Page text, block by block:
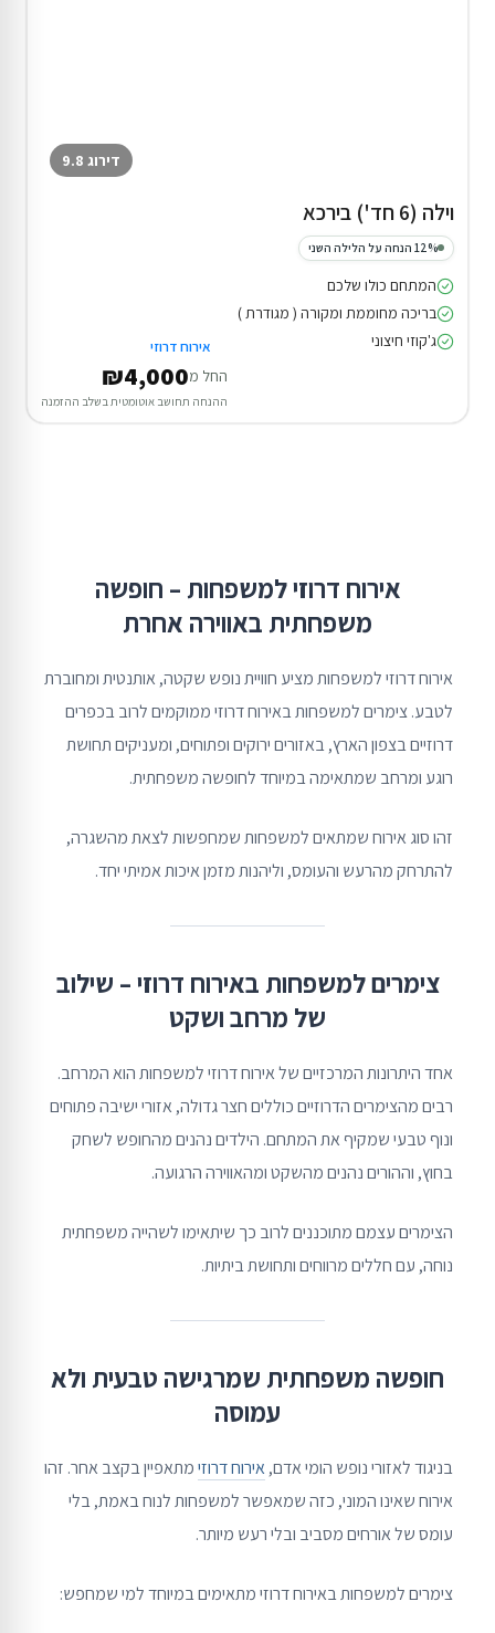
דירוג 9.8
וילה (6 חד') בירכא
12% הנחה על הלילה השני
המתחם כולו שלכם
בריכה מחוממת ומקורה ( מגודרת )
ג'קוזי חיצוני
אירוח דרוזי
החל מ₪4,000
ההנחה תחושב אוטומטית בשלב ההזמנה
אירוח דרוזי למשפחות – חופשה
משפחתית באווירה אחרת
אירוח דרוזי למשפחות מציע חוויית נופש שקטה, אותנטית ומחוברת
לטבע. צימרים למשפחות באירוח דרוזי ממוקמים לרוב בכפרים
דרוזיים בצפון הארץ, באזורים ירוקים ופתוחים, ומעניקים תחושת
רוגע ומרחב שמתאימה במיוחד לחופשה משפחתית.
זהו סוג אירוח שמתאים למשפחות שמחפשות לצאת מהשגרה,
להתרחק מהרעש והעומס, וליהנות מזמן איכות אמיתי יחד.
צימרים למשפחות באירוח דרוזי – שילוב
של מרחב ושקט
אחד היתרונות המרכזיים של אירוח דרוזי למשפחות הוא המרחב.
רבים מהצימרים הדרוזיים כוללים חצר גדולה, אזורי ישיבה פתוחים
ונוף טבעי שמקיף את המתחם. הילדים נהנים מהחופש לשחק
בחוץ, וההורים נהנים מהשקט ומהאווירה הרגועה.
הצימרים עצמם מתוכננים לרוב כך שיתאימו לשהייה משפחתית
נוחה, עם חללים מרווחים ותחושת ביתיות.
חופשה משפחתית שמרגישה טבעית ולא
עמוסה
בניגוד לאזורי נופש הומי אדם,אירוח דרוזימתאפיין בקצב אחר. זהו
אירוח שאינו המוני, כזה שמאפשר למשפחות לנוח באמת, בלי
עומס של אורחים מסביב ובלי רעש מיותר.
צימרים למשפחות באירוח דרוזי מתאימים במיוחד למי שמחפש: